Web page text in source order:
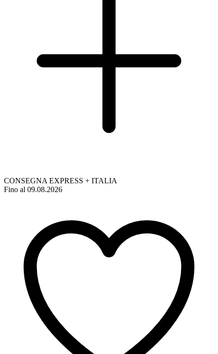
CONSEGNA EXPRESS + ITALIA
Fino al 09.08.2026